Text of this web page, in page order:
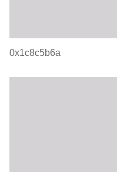
0x1c8c5b6a